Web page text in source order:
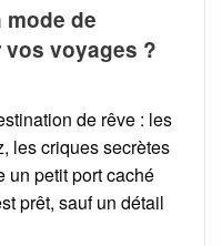
de
voyages ?
de rêve : les
les criques secrètes
un petit port caché
prêt, sauf un détail